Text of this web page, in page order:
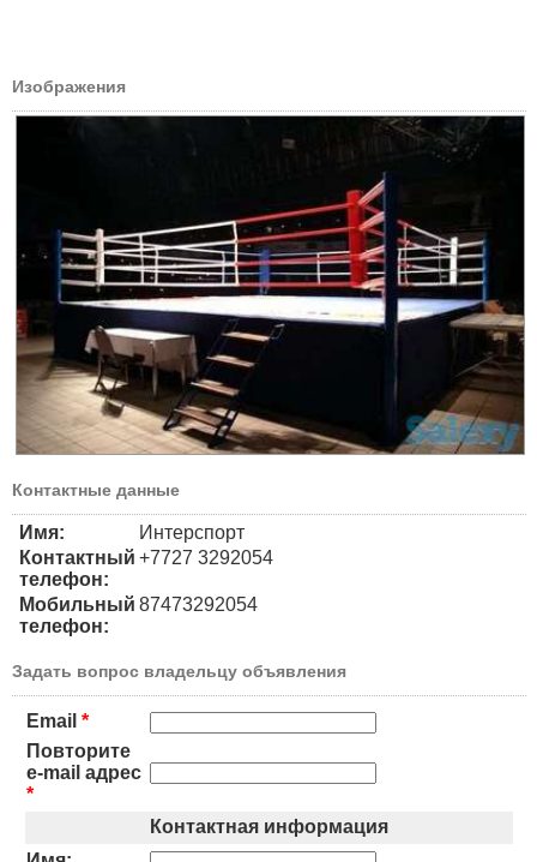
Изображения
Контактные данные
Имя:
Интерспорт
Контактный
телефон:
+7727 3292054
Мобильный
телефон:
87473292054
Задать вопрос владельцу объявления
Email *
Повторите
e-mail адрес
*
Контактная информация